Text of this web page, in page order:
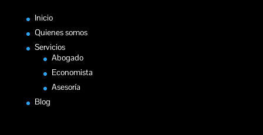
Inicio
Quienes somos
Servicios
Abogado
Economista
Asesoría
Blog